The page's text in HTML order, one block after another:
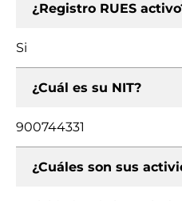
¿Registro RUES
Si
¿Cuál es su NIT?
900744331
¿Cuáles son sus